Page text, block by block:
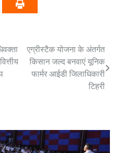
एग्रीस्टैक योजना के अंतर्गत
किसान जल्द बनवाएं यूनिक
फार्मर आईडी जिलाधिकारी
टिहरी